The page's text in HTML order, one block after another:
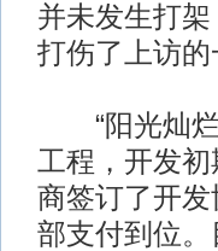
并未发生打
打伤了上访的
“阳光灿烂
工程，开发
商签订了开
部支付到位。